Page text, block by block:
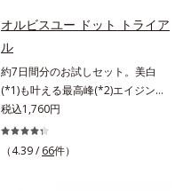
プローチ。保湿成分が日中の肌にも
うるおいを与え、明るくなめらかな
肌へ導きます。さらに落ちにくくす
るとキシキシし、塗りごこちを優先
すると膜がくずれやすくなる日焼け
止めのジレンマを解消すべく試作を
重ね、落ちにくくのびのよいみずみ
オルビスユー ドット トライア
ル
約7日間分のお試しセット。美白
(*1)も叶える最高峰(*2)エイジング
ケア(*3)。ハリも透明感(*4)も結果
主義。年齢サイン(*5)の因子に着目
した肌科学エイジングケア(*3)シリ
税込1,760円
（4.39 / 66件）